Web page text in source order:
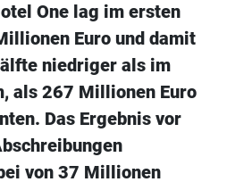
One lag im ersten
Euro und damit
niedriger als im
als 267 Millionen Euro
Das Ergebnis vor
von 37 Millionen